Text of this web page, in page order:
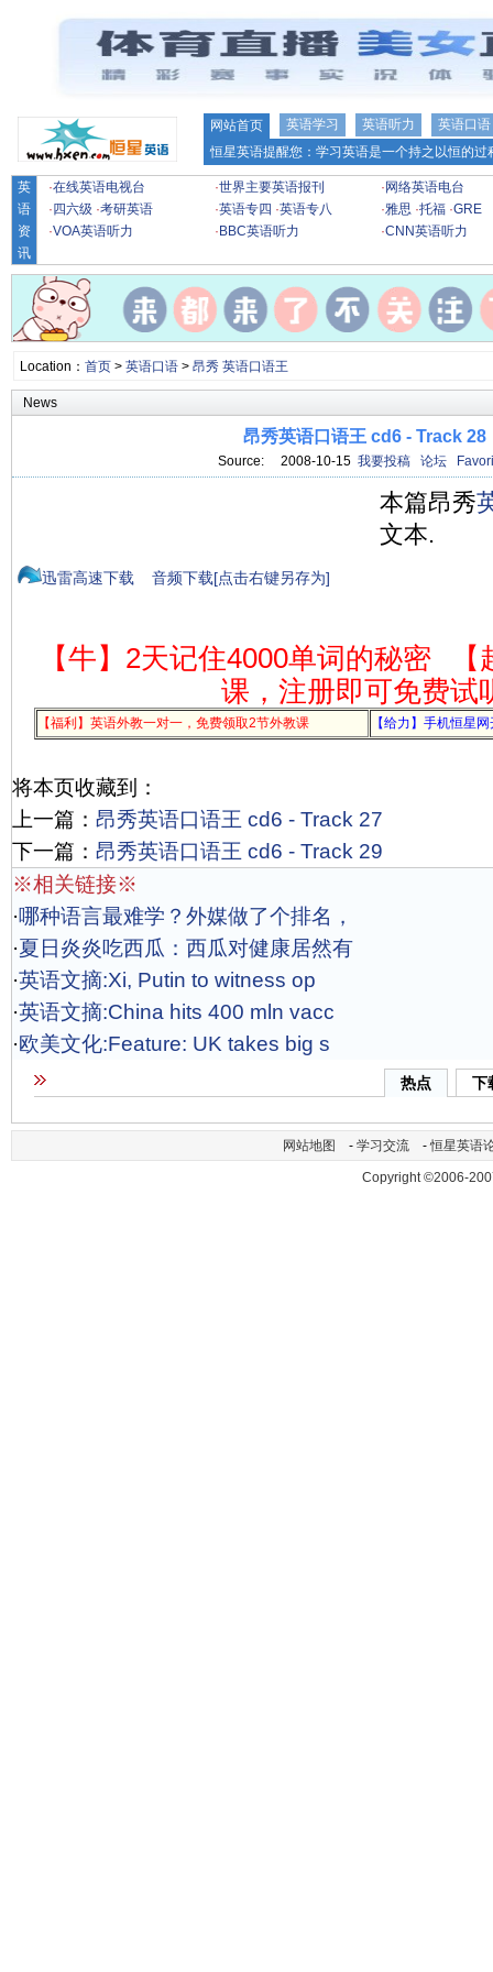
网站首页 英语学习 英语听力
英语口语
恒星英语提醒您：学习英语是一个持之以恒的
英
语
资
讯
·在线英语电视台 ·世界主要英语报刊 · 网络英语电台
· 四六级 ·考研英语 ·英语专四 ·英语专八 ·雅思 ·托福 ·GRE
·VOA英语听力 · BBC英语听力 ·CNN英语听力
Location： 首页> 英语口语> 昂秀 英语口语王
News
昂秀英语口语王 cd6 - Track 28
Source: 2008-10-15 我要投稿 论坛
迅雷高速下载 音频下载[点击右键另存为]
本篇昂秀
文本.
【牛】2天记住4000单词的秘密
课，注册即可免费试
【福利】英语外教一对一，免费领取2节外教课 【给力】手机恒星
将本页收藏到：
上一篇： 昂秀英语口语王 cd6 - Track 27
下一篇： 昂秀英语口语王 cd6 - Track 29
※相关链接※
·哪种语言最难学？外媒做了个排名，
·夏日炎炎吃西瓜：西瓜对健康居然有
·英语文摘:Xi, Putin to witness op
·英语文摘:China hits 400 mln vacc
·欧美文化:Feature: UK takes big s
热点 下
网站地图 - 学习交流 -恒星英语
Copyright ©2006-